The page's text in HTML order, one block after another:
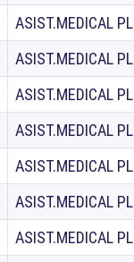
ASIST.MEDICAL PL
ASIST.MEDICAL PL
ASIST.MEDICAL PL
ASIST.MEDICAL PL
ASIST.MEDICAL PL
ASIST.MEDICAL PL
ASIST.MEDICAL PL